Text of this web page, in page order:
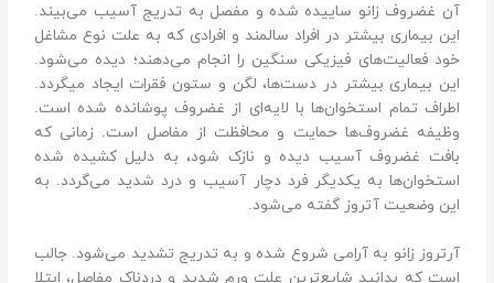
آن غضروف زانو ساییده شده و مفصل به تدریج آسیب می‌بیند.
این بیماری بیشتر در افراد سالمند و افرادی که به علت نوع مشاغل
خود فعالیت‌های فیزیکی سنگین را انجام می‌دهند؛ دیده می‌شود.
این بیماری بیشتر در دست‌ها، لگن و ستون فقرات ایجاد میگردد.
اطراف تمام استخوان‌ها با لایه‌ای از غضروف پوشانده شده است.
وظیفه غضروف‌ها حمایت و محافظت از مفاصل است. زمانی که
بافت غضروف آسیب دیده و نازک شود، به دلیل کشیده شده
استخوان‌ها به یکدیگر فرد دچار آسیب و درد شدید می‌گردد. به
این وضعیت آتروز گفته می‌شود.
آرتروز زانو به آرامی شروع شده و به تدریج تشدید می‌شود. جالب
است که بدانید شایع‌ترین علت ورم شدید و دردناک مفاصل، ابتلا